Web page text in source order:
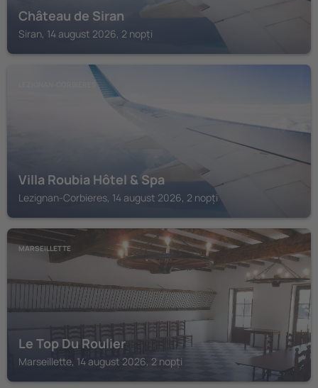
Château de Siran
Siran, 14 august 2026, 2 nopți
Villa Roubia Hôtel & Spa
Lezignan-Corbieres, 14 august 2026, 2 nopți
MARSEILLETTE
Le Top Du Roulier
Marseillette, 14 august 2026, 2 nopți